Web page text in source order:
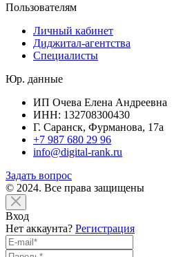
Пользователям
Личный кабинет
Диджитал-агентства
Специалисты
Юр. данные
ИП Очева Елена Андреевна
ИНН: 132708300430
Г. Саранск, Фурманова, 17а
+7 987 680 29 96
info@digital-rank.ru
Задать вопрос
© 2024. Все права защищены
Вход
Нет аккаунта? Регистрация